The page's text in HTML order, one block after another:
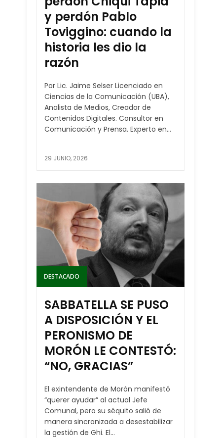
y perdón Pablo
Toviggino: cuando la
historia les dio la
razón
Por Lic. Jaime Selser Licenciado en
Ciencias de la Comunicación (UBA),
Analista de Medios, Creador de
Contenidos Digitales. Consultor en
Comunicación y Prensa. Experto en...
29 JUNIO, 2026
DESTACADO
SABBATELLA SE PUSO
A DISPOSICIÓN Y EL
PERONISMO DE
MORÓN LE CONTESTÓ:
“NO, GRACIAS”
El exintendente de Morón manifestó
“querer ayudar” al actual Jefe
Comunal, pero su séquito salió de
manera sincronizada a desestabilizar
la gestión de Ghi. El...